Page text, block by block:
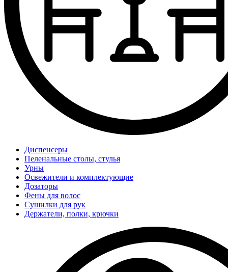
Диспенсеры
Пеленальные столы, стулья
Урны
Освежители и комплектующие
Дозаторы
Фены для волос
Сушилки для рук
Держатели, полки, крючки